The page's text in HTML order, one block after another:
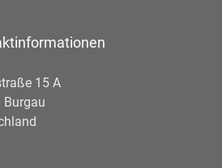
15 A
Burgau